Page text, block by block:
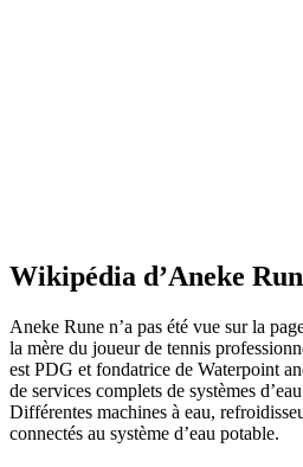
Wikipédia d’Aneke
Aneke Rune n’a pas été vue sur la
la mère du joueur de tennis
est PDG et fondatrice de Waterpoint
de services complets de systèmes
Différentes machines à eau,
connectés au système d’eau potable.